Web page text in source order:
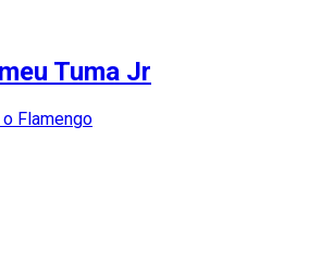
Tuma Jr
Flamengo